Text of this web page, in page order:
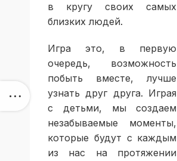
в кругу своих самых
близких людей.
Игра это, в первую
очередь, возможность
побыть вместе, лучше
узнать друг друга. Играя
с детьми, мы создаем
незабываемые моменты,
которые будут с каждым
из нас на протяжении